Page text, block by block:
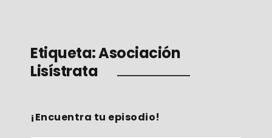
Etiqueta:Asociación
Lisístrata
¡Encuentra tu episodio!